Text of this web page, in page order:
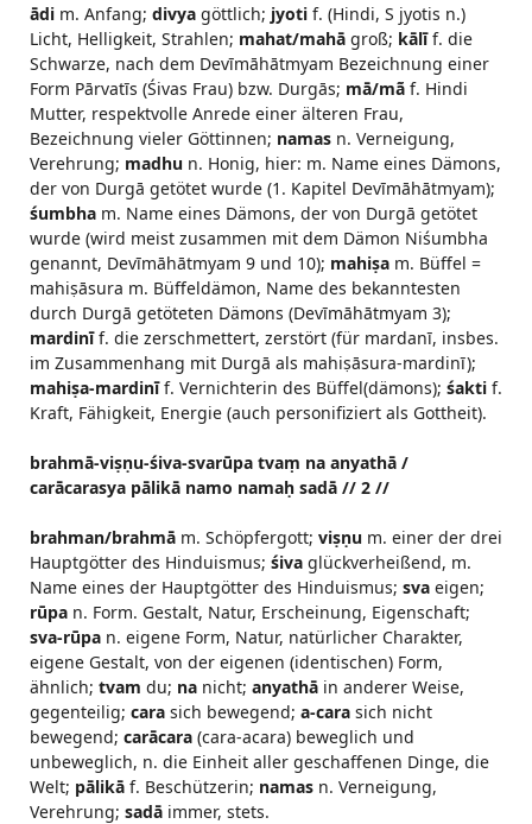
ādi m. Anfang; divya göttlich; jyoti f. (Hindi, S jyotis n.)
Licht, Helligkeit, Strahlen; mahat/mahā groß; kālīf. die
Schwarze, nach dem Devīmāhātmyam Bezeichnung einer
Form Pārvatīs (Śivas Frau) bzw. Durgās; mā/mã f. Hindi
Mutter, respektvolle Anrede einer älteren Frau,
Bezeichnung vieler Göttinnen; namas n. Verneigung,
Verehrung; madhu n. Honig, hier: m. Name eines Dämons,
der von Durgā getötet wurde (1. Kapitel Devīmāhātmyam);
śumbha m. Name eines Dämons, der von Durgā getötet
wurde (wird meist zusammen mit dem Dämon Niśumbha
genannt, Devīmāhātmyam 9 und 10); mahiṣa m. Büffel =
mahiṣāsura m. Büffeldämon, Name des bekanntesten
durch Durgā getöteten Dämons (Devīmāhātmyam 3);
mardinīf. die zerschmettert, zerstört (für mardanī, insbes.
im Zusammenhang mit Durgā als mahiṣāsura-mardinī);
mahiṣa-mardinīf. Vernichterin des Büffel(dämons); śakti f.
Kraft, Fähigkeit, Energie (auch personifiziert als Gottheit).
brahmā-viṣṇu-śiva-svarūpa tvaṃ na anyathā /
carācarasya pālikā namo namaḥ sadā // 2 //
brahman/brahmā m. Schöpfergott; viṣṇu m. einer der drei
Hauptgötter des Hinduismus; śiva glückverheißend, m.
Name eines der Hauptgötter des Hinduismus; sva eigen;
rūpa n. Form. Gestalt, Natur, Erscheinung, Eigenschaft;
sva-rūpa n. eigene Form, Natur, natürlicher Charakter,
eigene Gestalt, von der eigenen (identischen) Form,
ähnlich; tvam du; na nicht; anyathā in anderer Weise,
gegenteilig; cara sich bewegend; a-cara sich nicht
bewegend; carācara (cara-acara) beweglich und
unbeweglich, n. die Einheit aller geschaffenen Dinge, die
Welt; pālikā f. Beschützerin; namas n. Verneigung,
Verehrung; sadā immer, stets.